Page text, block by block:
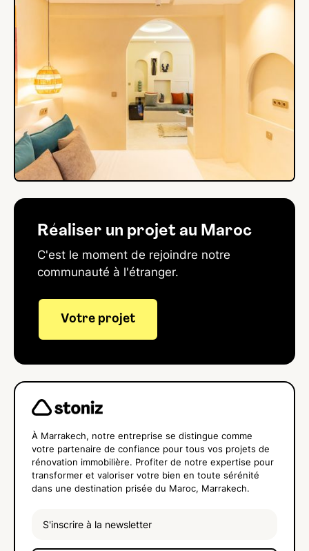
Réaliser un projet au Maroc
C'est le moment de rejoindre notre
communauté à l'étranger.
Votre projet
À Marrakech, notre entreprise se distingue comme
votre partenaire de confiance pour tous vos projets de
rénovation immobilière. Profiter de notre expertise pour
transformer et valoriser votre bien en toute sérénité
dans une destination prisée du Maroc, Marrakech.